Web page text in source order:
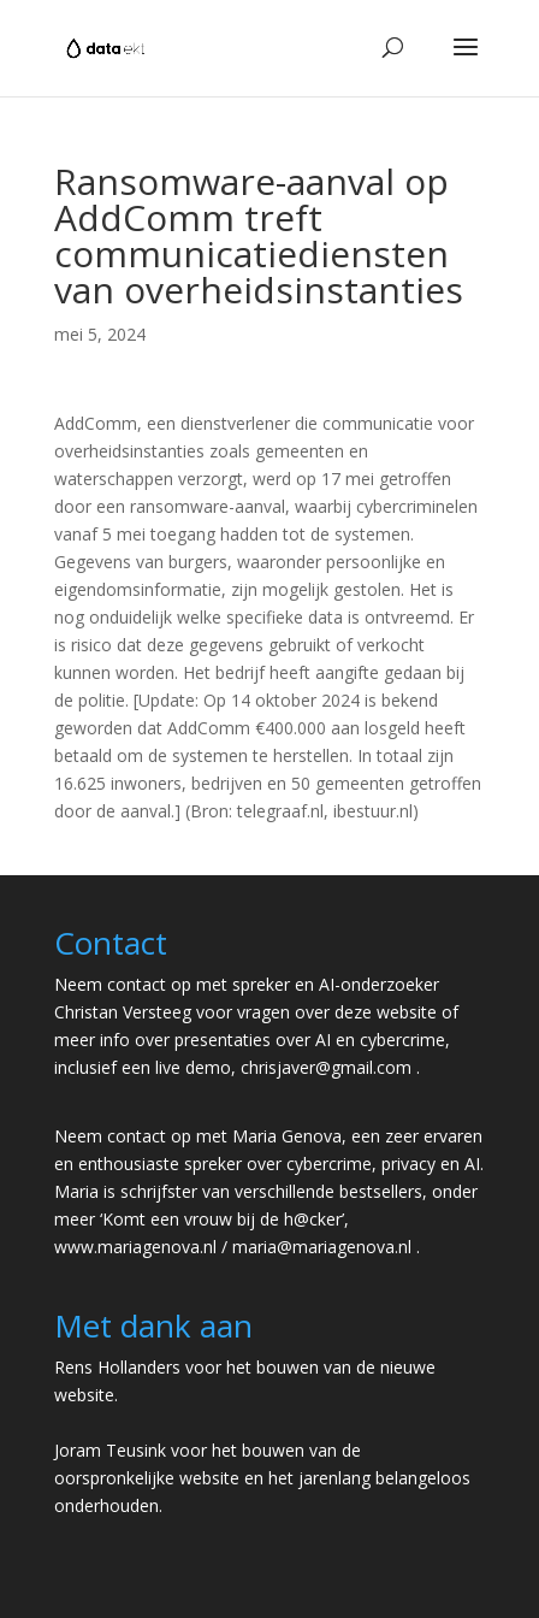
Ransomware-aanval op
AddComm treft
communicatiediensten
van overheidsinstanties
mei 5, 2024
AddComm, een dienstverlener die communicatie voor
overheidsinstanties zoals gemeenten en
waterschappen verzorgt, werd op 17 mei getroffen
door een ransomware-aanval, waarbij cybercriminelen
vanaf 5 mei toegang hadden tot de systemen.
Gegevens van burgers, waaronder persoonlijke en
eigendomsinformatie, zijn mogelijk gestolen. Het is
nog onduidelijk welke specifieke data is ontvreemd. Er
is risico dat deze gegevens gebruikt of verkocht
kunnen worden. Het bedrijf heeft aangifte gedaan bij
de politie. [Update: Op 14 oktober 2024 is bekend
geworden dat AddComm €400.000 aan losgeld heeft
betaald om de systemen te herstellen. In totaal zijn
16.625 inwoners, bedrijven en 50 gemeenten getroffen
door de aanval.] (Bron: telegraaf.nl, ibestuur.nl)
Contact
Neem contact op met spreker en AI-onderzoeker
Christan Versteeg voor vragen over deze website of
meer info over presentaties over AI en cybercrime,
inclusief een live demo, chrisjaver@gmail.com .
Neem contact op met Maria Genova, een zeer ervaren
en enthousiaste spreker over cybercrime, privacy en AI.
Maria is schrijfster van verschillende bestsellers, onder
meer ‘Komt een vrouw bij de h@cker’,
www.mariagenova.nl / maria@mariagenova.nl .
Met dank aan
Rens Hollanders voor het bouwen van de nieuwe
website.
Joram Teusink voor het bouwen van de
oorspronkelijke website en het jarenlang belangeloos
onderhouden.